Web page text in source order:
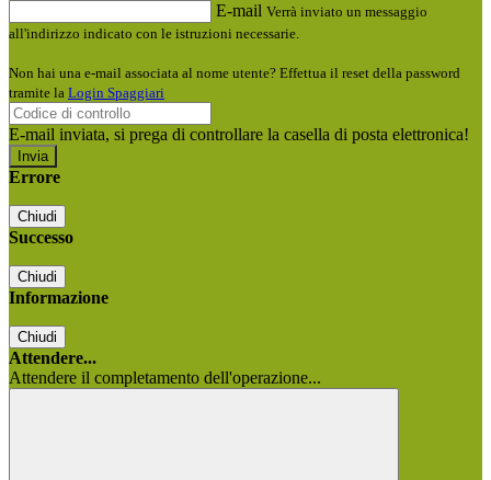
E-mail Verrà inviato un messaggio
all'indirizzo indicato con le istruzioni necessarie.
Non hai una e-mail associata al nome utente? Effettua il reset della password
tramite la Login Spaggiari
E-mail inviata, si prega di controllare la casella di posta elettronica!
Errore
Chiudi
Successo
Chiudi
Informazione
Chiudi
Attendere...
Attendere il completamento dell'operazione...